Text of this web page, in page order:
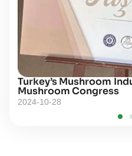
Turkey’s Mushroom
Mushroom Congress
2024-10-28